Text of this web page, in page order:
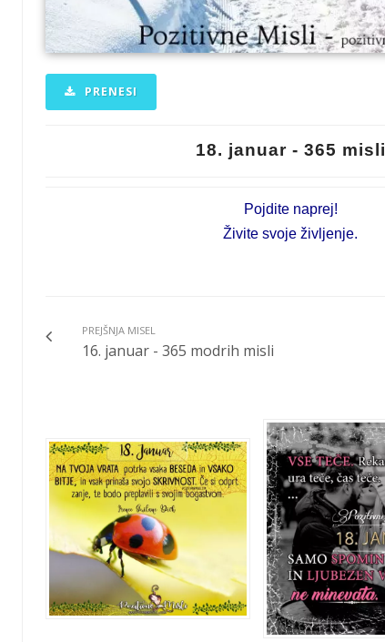
PRENESI
18. januar - 365 misli
Pojdite naprej!
Živite svoje življenje.
PREJŠNJA MISEL
16. januar - 365 modrih misli